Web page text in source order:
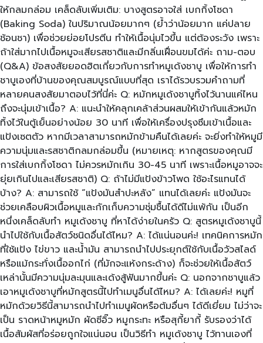
ให้กลมกล่อม เคล็ดลับเพิ่มเติม: บางสูตรอาจใส่ เบกกิ้งโซดา
(Baking Soda) ในปริมาณน้อยมากๆ (ย้ำว่าน้อยมาก แค่ปลาย
ช้อนชา) เพื่อช่วยย่อยโปรตีน ทำให้เนื้อนุ่มไวขึ้น แต่ต้องระวัง เพราะ
ถ้าใส่มากไปเนื้อหมูจะเสียรสชาติและมีกลิ่นเฝื่อนขมได้ค่ะ ถาม-ตอบ
(Q&A) ข้อสงสัยยอดฮิตเกี่ยวกับการทำหมูเด้งชาบู เพื่อให้การทำ
ชาบูเองที่บ้านของคุณสมบูรณ์แบบที่สุด เราได้รวบรวมคำถามที่
หลายคนสงสัยมาตอบไว้ที่นี่ค่ะ Q: หมักหมูเด้งชาบูทิ้งไว้นานแค่ไหน
ถึงจะนุ่มเข้าเนื้อ? A: แนะนำให้คลุกเคล้าส่วนผสมให้เข้ากันแล้วหมัก
ทิ้งไว้ในตู้เย็นอย่างน้อย 30 นาที เพื่อให้เครื่องปรุงซึมเข้าเนื้อและ
แป้งเซตตัว หากมีเวลาสามารถหมักข้ามคืนได้เลยค่ะ จะยิ่งทำให้หมูมี
ความนุ่มและรสชาติกลมกล่อมขึ้น (หมายเหตุ: หากสูตรของคุณมี
การใส่เบกกิ้งโซดา ไม่ควรหมักเกิน 30-45 นาที เพราะเนื้อหมูอาจจะ
ยุ่ยเกินไปและเสียรสชาติ) Q: ถ้าไม่มีแป้งข้าวโพด ใช้อะไรแทนได้
บ้าง? A: สามารถใช้ “แป้งมันสำปะหลัง” แทนได้เลยค่ะ แป้งมันจะ
ช่วยเคลือบผิวเนื้อหมูและกักเก็บความชุ่มชื้นได้ดีไม่แพ้กัน เป็นอีก
หนึ่งเคล็ดลับทำ หมูเด้งชาบู ที่หาได้ง่ายในครัว Q: สูตรหมูเด้งชาบูนี้
นำไปใช้กับเนื้อสัตว์ชนิดอื่นได้ไหม? A: ได้แน่นอนค่ะ! เทคนิคการหมัก
ที่ใช้แป้ง ไข่ขาว และน้ำมัน สามารถนำไปประยุกต์ใช้กับเนื้อวัวสไลด์
หรือแม้กระทั่งเนื้ออกไก่ (ที่มักจะแห้งกระด้าง) ก็จะช่วยให้เนื้อสัตว์
เหล่านั้นมีความนุ่มละมุนและเด้งสู้ฟันมากขึ้นค่ะ Q: นอกจากชาบูแล้ว
เอาหมูเด้งชาบูที่หมักสูตรนี้ไปทำเมนูอื่นได้ไหม? A: ได้เลยค่ะ! หมูที่
หมักด้วยวิธีนี้สามารถนำไปทำเมนูผัดหรือต้มอื่นๆ ได้ดีเยี่ยม ไม่ว่าจะ
เป็น ราดหน้าหมูหมัก ผัดซีอิ๊ว หมูกระทะ หรือสุกี้ยากี้ รับรองว่าได้
เนื้อสัมผัสที่อร่อยถูกใจแน่นอน เป็นวิธีทำ หมูเด้งชาบู ไว้ทานเองที่